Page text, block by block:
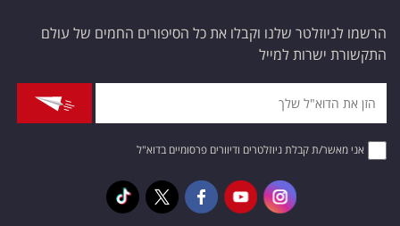
הרשמו לניוזלטר שלנו וקבלו את כל הסיפורים החמים של עולם
התקשורת ישרות למייל
אני מאשר/ת קבלת ניוזלטרים ודיוורים פרסומיים בדוא"ל